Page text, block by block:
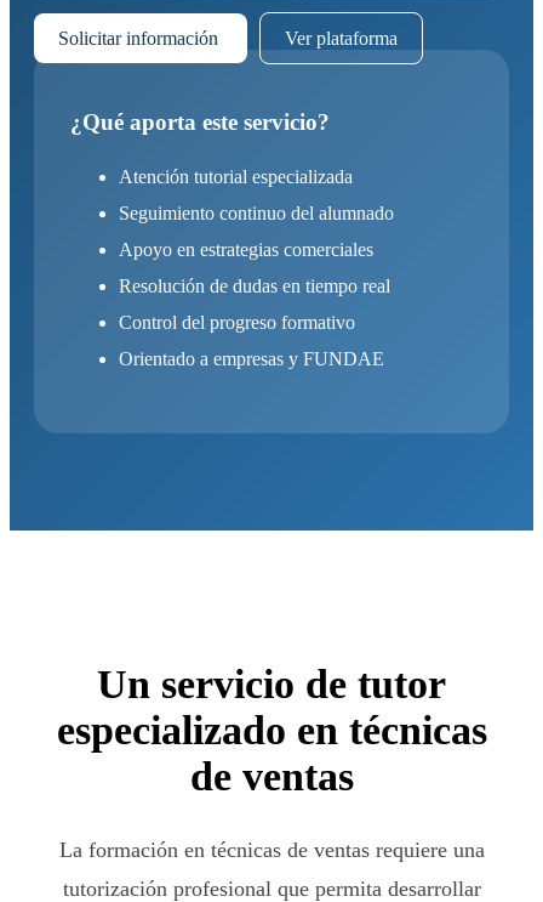
Solicitar información Ver plataforma
¿Qué aporta este servicio?
Atención tutorial especializada
Seguimiento continuo del alumnado
Apoyo en estrategias comerciales
Resolución de dudas en tiempo real
Control del progreso formativo
Orientado a empresas y FUNDAE
Un servicio de tutor
especializado en técnicas
de ventas
La formación en técnicas de ventas requiere una
tutorización profesional que permita desarrollar